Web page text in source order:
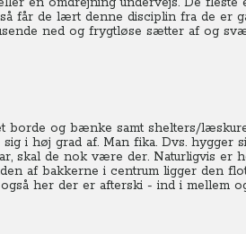
får de lært denne disciplin fra de er
ned og frygtløse sætter af og
borde og bænke samt shelters/
i høj grad af. Man fika. Dvs. hygger
skal de nok være der. Naturligvis er
af bakkerne i centrum ligger den
her der er afterski - ind i mellem